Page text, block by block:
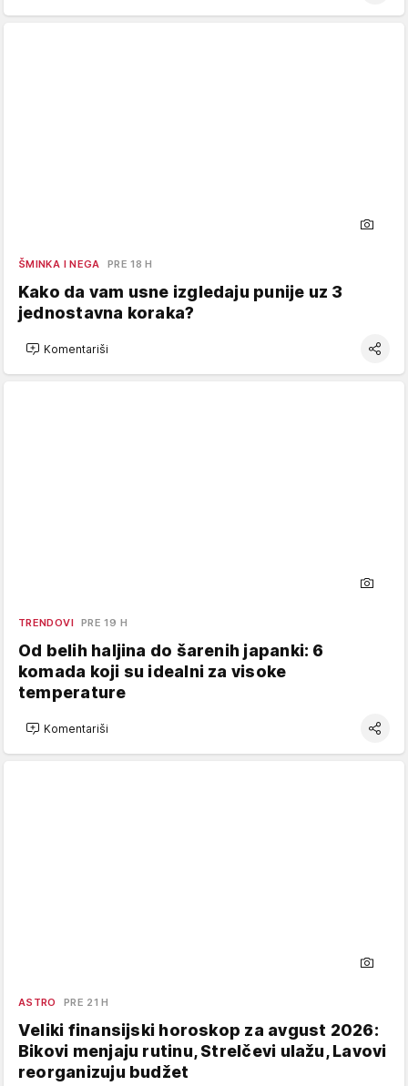
ŠMINKA I NEGA PRE 18 H
Kako da vam usne izgledaju punije uz 3
jednostavna koraka?
Komentariši
TRENDOVI PRE 19 H
Od belih haljina do šarenih japanki: 6
komada koji su idealni za visoke
temperature
Komentariši
ASTRO PRE 21 H
Veliki finansijski horoskop za avgust 2026:
Bikovi menjaju rutinu, Strelčevi ulažu, Lavovi
reorganizuju budžet